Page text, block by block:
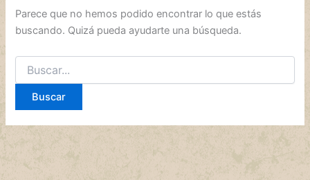
Parece que no hemos podido encontrar lo que estás
buscando. Quizá pueda ayudarte una búsqueda.